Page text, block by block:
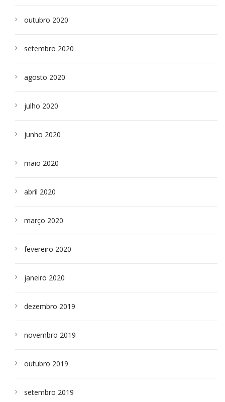
outubro 2020
setembro 2020
agosto 2020
julho 2020
junho 2020
maio 2020
abril 2020
março 2020
fevereiro 2020
janeiro 2020
dezembro 2019
novembro 2019
outubro 2019
setembro 2019